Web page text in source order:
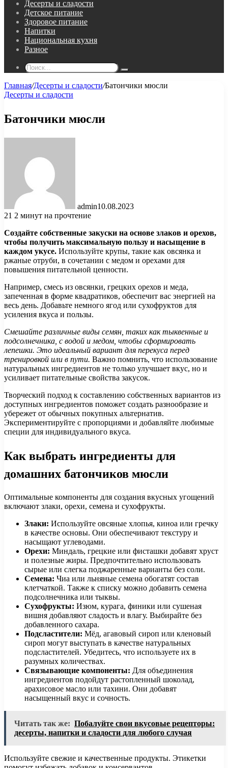
Десерты и сладости
Детское питание
Здоровое питание
Напитки
Национальная кухня
Разное
Поиск...
Главная/Десерты и сладости/Батончики мюсли
Десерты и сладости
Батончики мюсли
admin10.08.2023
21 2 минут на прочтение
Создайте собственные закуски на основе злаков и орехов,
чтобы получить максимальную пользу и насыщение в
каждом укусе. Используйте крупы, такие как овсянка и
ржаные отруби, в сочетании с медом и орехами для
повышения питательной ценности.
Например, смесь из овсянки, грецких орехов и меда,
запеченная в форме квадратиков, обеспечит вас энергией на
весь день. Добавьте немного ягод или сухофруктов для
усиления вкуса и пользы.
Смешайте различные виды семян, таких как тыквенные и
подсолнечника, с водой и медом, чтобы сформировать
лепешки. Это идеальный вариант для перекуса перед
тренировкой или в пути. Важно помнить, что использование
натуральных ингредиентов не только улучшает вкус, но и
усиливает питательные свойства закусок.
Творческий подход к составлению собственных вариантов из
доступных ингредиентов поможет создать разнообразие и
убережет от обычных покупных альтернатив.
Экспериментируйте с пропорциями и добавляйте любимые
специи для индивидуального вкуса.
Как выбрать ингредиенты для
домашних батончиков мюсли
Оптимальные компоненты для создания вкусных угощений
включают злаки, орехи, семена и сухофрукты.
Злаки: Используйте овсяные хлопья, киноа или гречку
в качестве основы. Они обеспечивают текстуру и
насыщают углеводами.
Орехи: Миндаль, грецкие или фисташки добавят хруст
и полезные жиры. Предпочтительно использовать
сырые или слегка поджаренные варианты без соли.
Семена: Чиа или льняные семена обогатят состав
клетчаткой. Также к списку можно добавить семена
подсолнечника или тыквы.
Сухофрукты: Изюм, курага, финики или сушеная
вишня добавляют сладость и влагу. Выбирайте без
добавленного сахара.
Подсластители: Мёд, агавовый сироп или кленовый
сироп могут выступать в качестве натуральных
подсластителей. Убедитесь, что используете их в
разумных количествах.
Связывающие компоненты: Для объединения
ингредиентов подойдут растопленный шоколад,
арахисовое масло или тахини. Они добавят
насыщенный вкус и сочность.
Читать так же: Побалуйте свои вкусовые рецепторы:
десерты, напитки и сладости для любого случая
Используйте свежие и качественные продукты. Этикетки